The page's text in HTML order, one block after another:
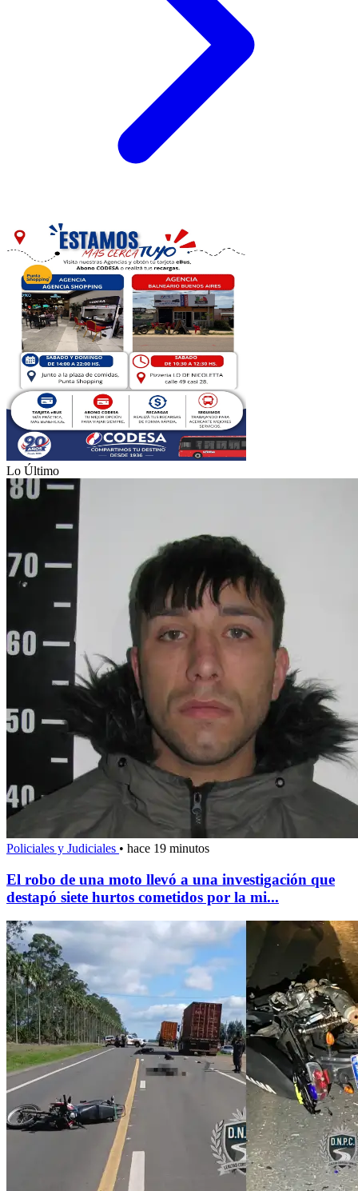
Lo Último
Policiales y Judiciales • hace 19 minutos
El robo de una moto llevó a una investigación que
destapó siete hurtos cometidos por la mi...